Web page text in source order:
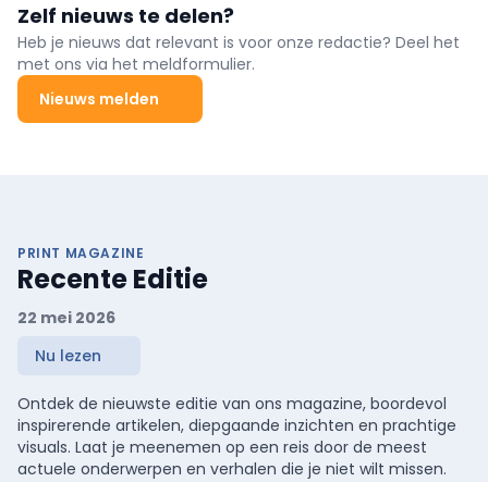
Zelf nieuws te delen?
Heb je nieuws dat relevant is voor onze redactie? Deel het
met ons via het meldformulier.
Nieuws melden
PRINT MAGAZINE
Recente Editie
22 mei 2026
Nu lezen
Ontdek de nieuwste editie van ons magazine, boordevol
inspirerende artikelen, diepgaande inzichten en prachtige
visuals. Laat je meenemen op een reis door de meest
actuele onderwerpen en verhalen die je niet wilt missen.